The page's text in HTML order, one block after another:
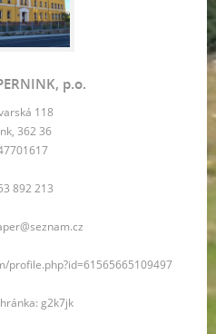
p.o.
118
362 36
892 213
profile.php?id=61565665109497
g2k7jk